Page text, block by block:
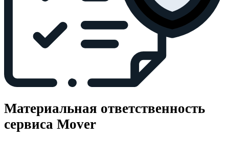
Материальная ответственность
сервиса Mover